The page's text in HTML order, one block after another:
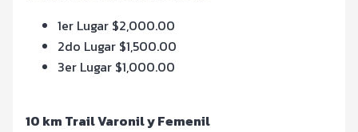
1er Lugar $2,000.00
2do Lugar $1,500.00
3er Lugar $1,000.00
10 km Trail Varonil y Femenil